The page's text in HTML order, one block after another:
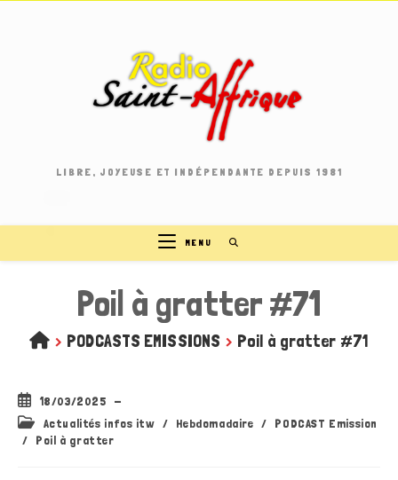
LIBRE, JOYEUSE ET INDÉPENDANTE DEPUIS 1981
MENU
Poil à gratter #71
> PODCASTS EMISSIONS > Poil à gratter #71
Publication
publiée :
18/03/2025
Post
category:
Actualités infos itw / Hebdomadaire /
PODCAST Emission
/
Poil à gratter